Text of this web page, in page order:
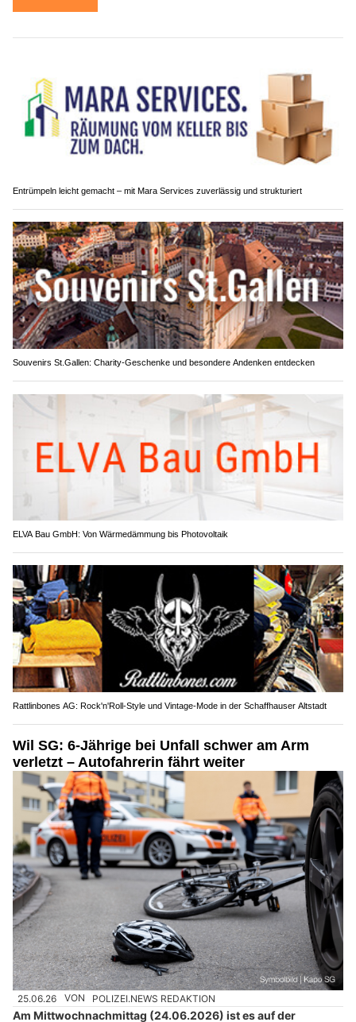
Entrümpeln leicht gemacht – mit Mara Services zuverlässig und strukturiert
Souvenirs St.Gallen: Charity-Geschenke und besondere Andenken entdecken
ELVA Bau GmbH: Von Wärmedämmung bis Photovoltaik
Rattlinbones AG: Rock'n'Roll-Style und Vintage-Mode in der Schaffhauser Altstadt
Wil SG: 6-Jährige bei Unfall schwer am Arm
verletzt – Autofahrerin fährt weiter
25.06.26 VON POLIZEI.NEWS REDAKTION
Am Mittwochnachmittag (24.06.2026) ist es auf der